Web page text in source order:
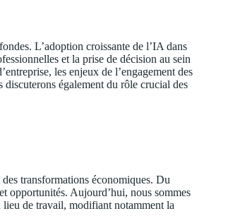
L’adoption croissante de l’IA dans
et la prise de décision au sein
les enjeux de l’engagement des
également du rôle crucial des
transformations économiques. Du
opportunités. Aujourd’hui, nous sommes
lieu de travail, modifiant notamment la